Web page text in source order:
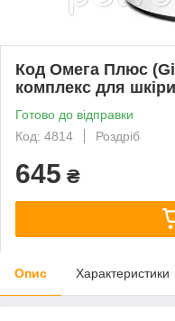
Код Омега Плюс
комплекс для
Готово до відправки
Код: 4814
Роздріб
645 ₴
Опис Характеристики